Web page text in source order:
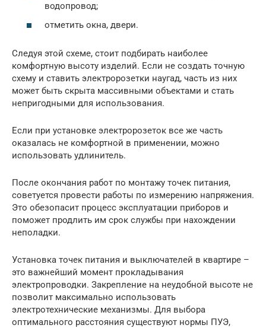
водопровод;
отметить окна, двери.
Следуя этой схеме, стоит подбирать наиболее
комфортную высоту изделий. Если не создать точную
схему и ставить электророзетки наугад, часть из них
может быть скрыта массивными объектами и стать
непригодными для использования.
Если при установке электророзеток все же часть
оказалась не комфортной в применении, можно
использовать удлинитель.
После окончания работ по монтажу точек питания,
советуется провести работы по измерению напряжения.
Это обезопасит процесс эксплуатации приборов и
поможет продлить им срок службы при нахождении
неполадки.
Установка точек питания и выключателей в квартире –
это важнейший момент прокладывания
электропроводки. Закрепление на неудобной высоте не
позволит максимально использовать
электротехнические механизмы. Для выбора
оптимального расстояния существуют нормы ПУЭ,